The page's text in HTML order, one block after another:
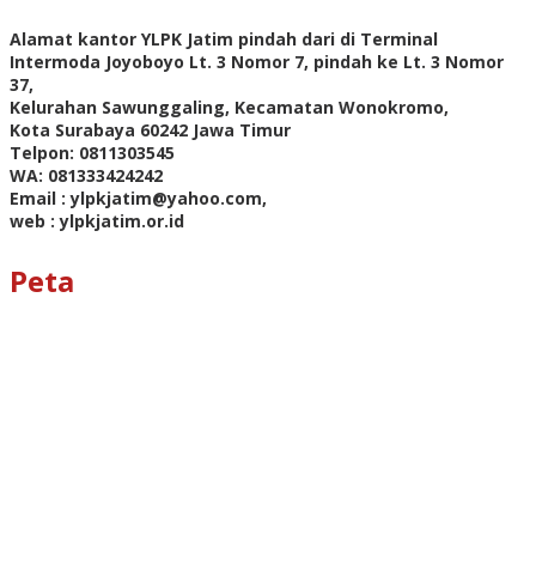
Alamat kantor YLPK Jatim pindah dari di Terminal
Intermoda Joyoboyo Lt. 3 Nomor 7, pindah ke Lt. 3 Nomor
37,
Kelurahan Sawunggaling, Kecamatan Wonokromo,
Kota Surabaya 60242 Jawa Timur
Telpon: 0811303545
WA: 081333424242
Email : ylpkjatim@yahoo.com,
web : ylpkjatim.or.id
Peta